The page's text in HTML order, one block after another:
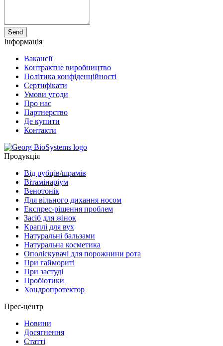
Send
Інформація
Вакансії
Контрактне виробництво
Політика конфіденційності
Сертифiкати
Умови угоди
Про нас
Партнерство
Де купити
Контакти
Продукція
Від рубців/шрамів
Вітамінаріум
Венотонік
Для вільного дихання носом
Експрес-рішення проблем
Засіб для жінок
Краплі для вух
Натуральні бальзами
Натуральна косметика
Ополіскувачі для порожнини рота
При гаймориті
При застуді
Пробіотики
Хондропротектор
Прес-центр
Новини
Досягнення
Статті